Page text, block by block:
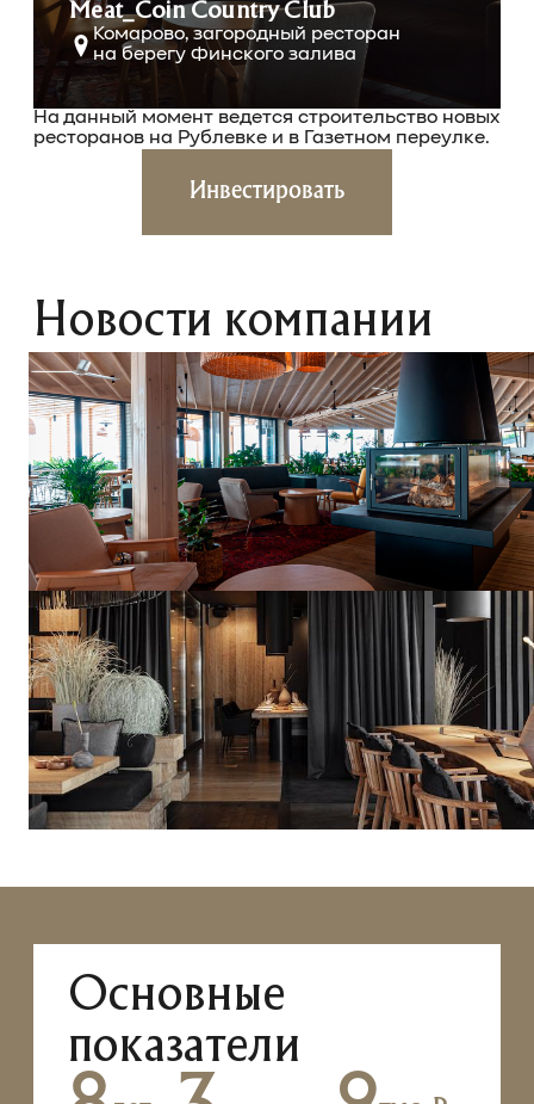
Meat_Coin Country Club
Комарово, загородный ресторан
на берегу Финского залива
На данный момент ведется строительство новых
ресторанов на Рублевке и в Газетном переулке.
Инвестировать
Новости компании
Основные
показатели